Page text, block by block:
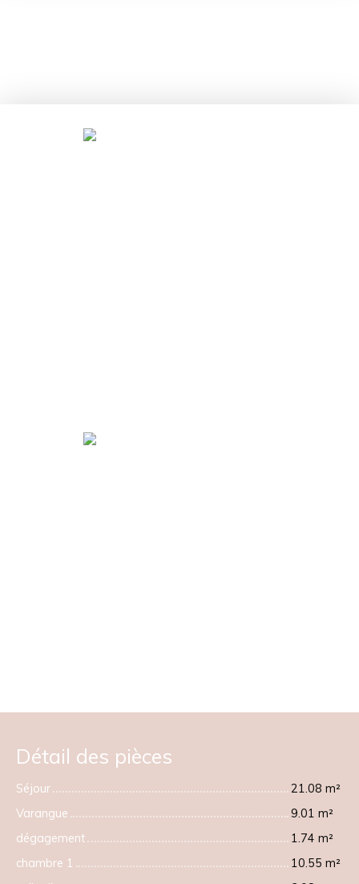
Détail des pièces
Séjour
21.08 m²
Varangue
9.01 m²
dégagement
1.74 m²
chambre 1
10.55 m²